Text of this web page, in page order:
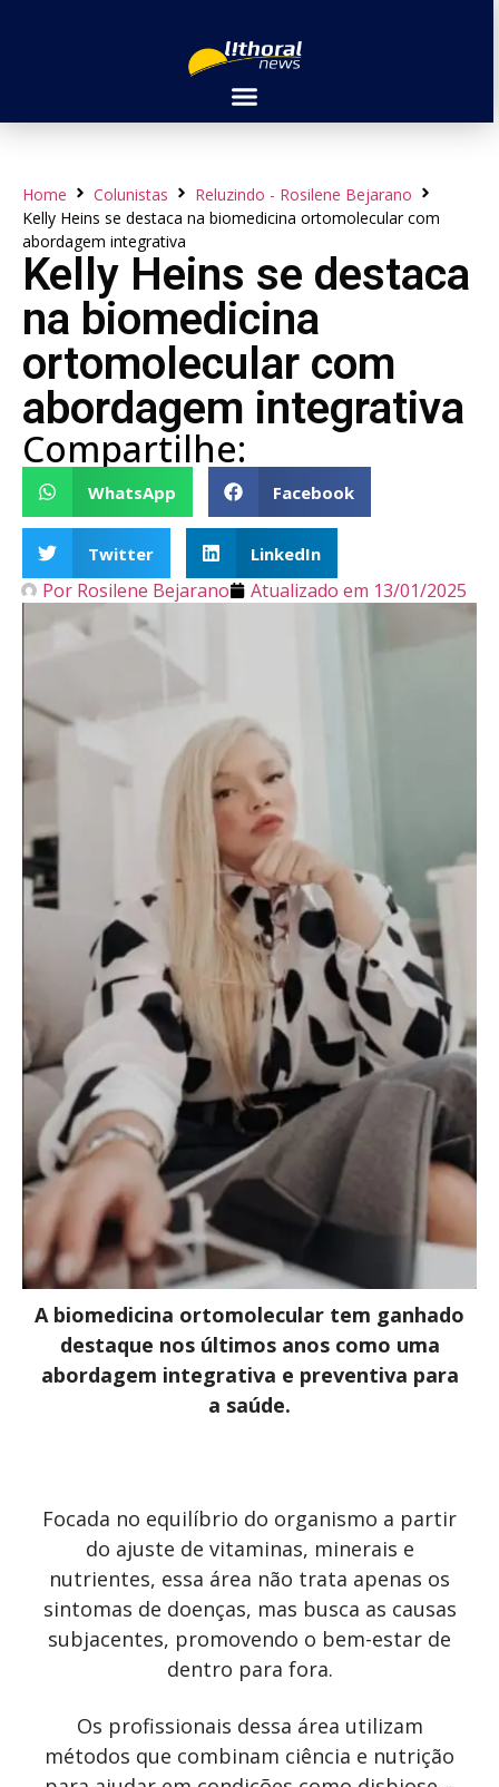
Home Colunistas
Reluzindo - Rosilene Bejarano
Kelly Heins se destaca na biomedicina ortomolecular com
abordagem integrativa
Kelly Heins se destaca
na biomedicina
ortomolecular com
abordagem integrativa
Compartilhe:
WhatsApp Facebook
Twitter LinkedIn
Por Rosilene Bejarano Atualizado em 13/01/2025
A biomedicina ortomolecular tem ganhado
destaque nos últimos anos como uma
abordagem integrativa e preventiva para
a saúde.
Focada no equilíbrio do organismo a partir
do ajuste de vitaminas, minerais e
nutrientes, essa área não trata apenas os
sintomas de doenças, mas busca as causas
subjacentes, promovendo o bem-estar de
dentro para fora.
Os profissionais dessa área utilizam
métodos que combinam ciência e nutrição